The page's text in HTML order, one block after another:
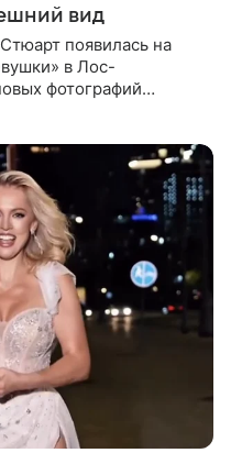
вид
появилась на
в Лос-
фотографий